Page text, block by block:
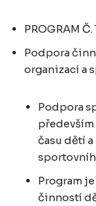
PROGRAM Č.
Podpora
organizací a
Podpora
času dětí
Program
činností